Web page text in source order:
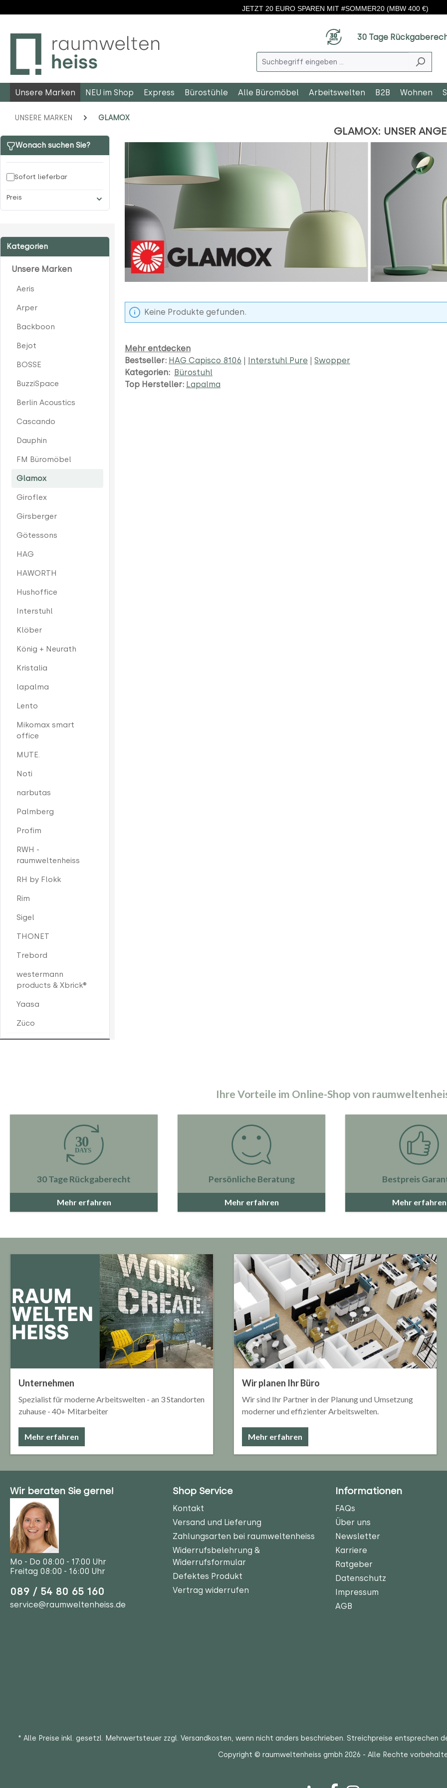
JETZT 20 EURO SPAREN MIT #SOMMER20 (MBW 400 €)
30 Tage
Unsere Marken NEU im Shop Express Bürostühle Alle Büromöbel Arbeitswelten B2B Wohnen
UNSERE MARKEN GLAMOX
Wonach suchen Sie?
Sofort lieferbar
Preis
Kategorien
Unsere Marken
Aeris
Arper
Backboon
Bejot
BOSSE
BuzziSpace
Berlin Acoustics
Cascando
Dauphin
FM Büromöbel
Glamox
Giroflex
Girsberger
Götessons
HAG
HAWORTH
Hushoffice
Interstuhl
Klöber
König + Neurath
Kristalia
lapalma
Lento
Mikomax smart
office
MUTE.
Noti
narbutas
Palmberg
Profim
RWH -
raumweltenheiss
RH by Flokk
Rim
Sigel
THONET
Trebord
westermann
products & Xbrick®
Yaasa
Züco
GLAMOX: UNSER
Keine Produkte gefunden.
Mehr entdecken
Bestseller: HAG Capisco 8106 | Interstuhl Pure | Swopper
Kategorien: Bürostuhl
Top Hersteller: Lapalma
Ihre Vorteile im Online-Shop von
30 Tage Rückgaberecht
Mehr erfahren
Persönliche Beratung
Mehr erfahren
Bestpreis
Mehr erfahren
Unternehmen
Spezialist für moderne Arbeitswelten - an 3 Standorten
zuhause - 40+ Mitarbeiter
Mehr erfahren
Wir planen Ihr Büro
Wir sind Ihr Partner in der Planung und Umsetzung
moderner und effizienter Arbeitswelten.
Mehr erfahren
Wir beraten Sie gerne!
Mo - Do 08:00 - 17:00 Uhr
Freitag 08:00 - 16:00 Uhr
089 / 54 80 65 160
service@raumweltenheiss.de
Shop Service
Kontakt
Versand und Lieferung
Zahlungsarten bei raumweltenheiss
Widerrufsbelehrung &
Widerrufsformular
Defektes Produkt
Vertrag widerrufen
Informationen
FAQs
Über uns
Newsletter
Karriere
Ratgeber
Datenschutz
Impressum
AGB
* Alle Preise inkl. gesetzl. Mehrwertsteuer zzgl. Versandkosten, wenn nicht anders beschrieben. Streichpreise entsprechen
Copyright © raumweltenheiss gmbh 2026 - Alle Rechte